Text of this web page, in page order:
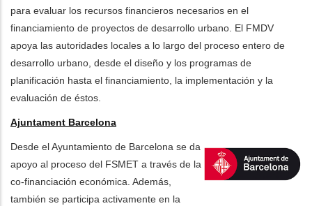
para evaluar los recursos financieros necesarios en el
financiamiento de proyectos de desarrollo urbano. El FMDV
apoya las autoridades locales a lo largo del proceso entero de
desarrollo urbano, desde el diseño y los programas de
planificación hasta el financiamiento, la implementación y la
evaluación de éstos.
Ajuntament Barcelona
Desde el Ayuntamiento de Barcelona se da
apoyo al proceso del FSMET a través de la
co-financiación económica. Además,
también se participa activamente en la